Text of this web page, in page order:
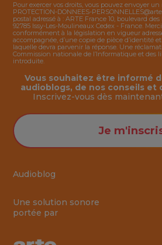
Pour exercer vos droits, vous pouvez envoyer
PROTECTION-DONNEES-
postal adressé à : ARTE France 10, boulevard des
92785 Issy-Les-Moulineaux Cedex - France.
conformément à la législation en vigueur
accompagnée, d’une copie de pièce d’identité et
laquelle devra parvenir la réponse. Une
Commission nationale de l’Informatique et des
introduite.
Audioblog
Une solution sonore
portée par
Vous souhaitez être informé
audioblogs, de nos conseils et
Inscrivez-vous dès
Je